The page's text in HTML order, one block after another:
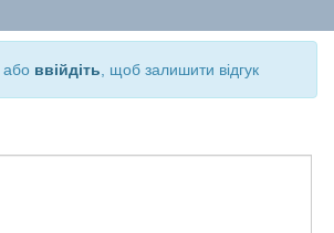
або ввійдіть , щоб залишити відгук